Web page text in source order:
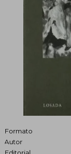
Formato
Autor
Editorial